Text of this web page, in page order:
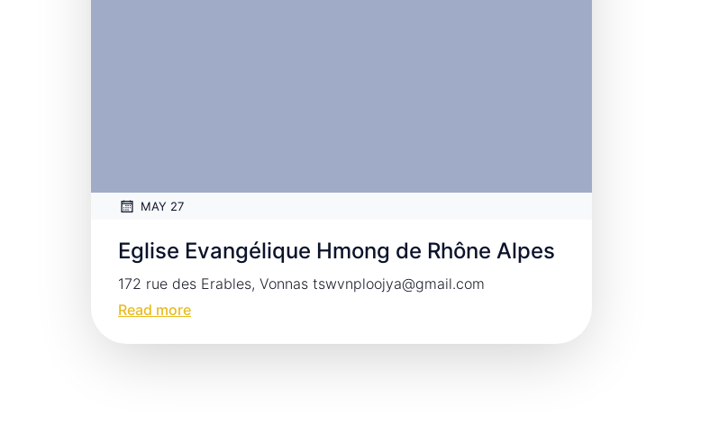
MAY 27
Eglise Evangélique Hmong de Rhône Alpes
172 rue des Erables, Vonnas tswvnploojya@gmail.com
Read more